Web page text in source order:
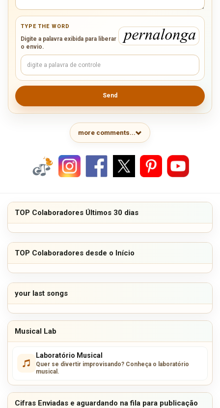
TYPE THE WORD
Digite a palavra exibida para liberar
o envio.
Send
more comments...
TOP Colaboradores Últimos 30 dias
TOP Colaboradores desde o Início
your last songs
Musical Lab
Laboratório Musical
Quer se divertir improvisando? Conheça o laboratório
musical.
Cifras Enviadas e aguardando na fila para publicação